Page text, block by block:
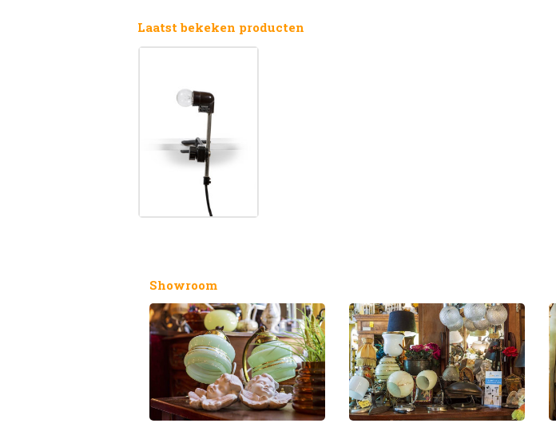
Laatst bekeken producten
Showroom